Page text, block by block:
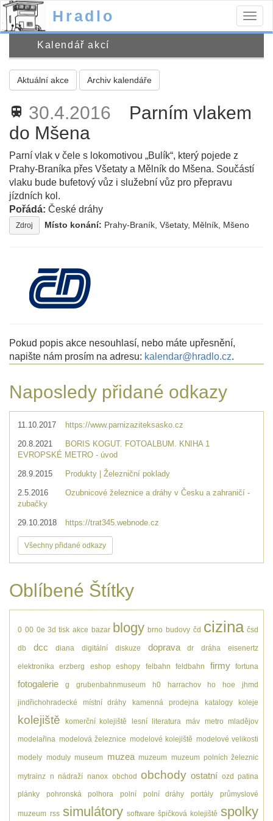
Hradlo
Kalendář akcí
Aktuální akce Archiv kalendáře
train 30.4.2016
Parním vlakem
do Mšena
Parní vlak v čele s lokomotivou „Bulík“, který pojede z
Prahy-Braníka přes Všetaty a Mělník do Mšena. Součástí
vlaku bude bufetový vůz i služební vůz pro přepravu
jízdních kol.
Pořádá: České dráhy
Zdroj Místo konání: Prahy-Braník, Všetaty, Mělník, Mšeno
Pokud popis akce nesouhlasí, nebo máte upřesnění,
napište nám prosím na adresu: kalendar@hradlo.cz.
Naposledy přidané odkazy
11.10.2017 https://www.parnizaziteksasko.cz
20.8.2021
BORIS KOGUT. FOTOALBUM. KNIHA 1
EVROPSKÉ METRO - úvod
28.9.2015 Produkty | Železniční poklady
2.5.2016
Ozubnicové železnice a dráhy v Česku a zahraničí -
zubačky
29.10.2018 https://trat345.webnode.cz
Všechny přidané odkazy
Oblíbené Štítky
0 00 0e 3d tisk akce bazar blogy brno budovy čd cizina čsd
db dcc diana digitální diskuze doprava dr dráha eisenertz
elektronika erzberg eshop eshopy felbahn feldbahn firmy fortuna
fotogalerie g grubenbahnmuseum h0 harrachov ho hoe jhmd
jindřichohradecké místní dráhy kamenná prodejna katalogy koleje
kolejiště komerční kolejiště lesní literatura máv metro mladějov
modelařina modelová železnice modelové kolejiště modelové velikosti
modely moduly museum muzea muzeum muzeum polních železnic
mytrainz n nádraží nanox obchod obchody ostatní ozd patina
plánky pohronská polhora polní polní dráhy portály průmyslové
muzeum rss simulátory software špičková kolejiště spolky